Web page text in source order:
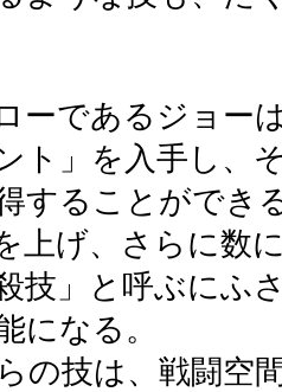
ーであるジョー
ト」を入手し、
することができ
上げ、さらに数
技」と呼ぶにふ
になる。
の技は、戦闘空